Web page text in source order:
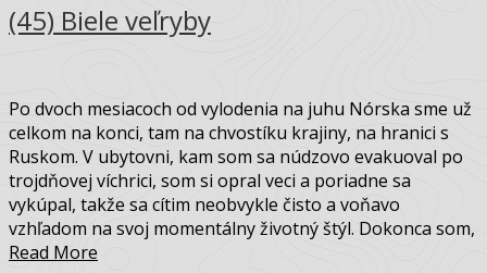
(45) Biele veľryby
Po dvoch mesiacoch od vylodenia na juhu Nórska sme už
celkom na konci, tam na chvostíku krajiny, na hranici s
Ruskom. V ubytovni, kam som sa núdzovo evakuoval po
trojdňovej víchrici, som si opral veci a poriadne sa
vykúpal, takže sa cítim neobvykle čisto a voňavo
vzhľadom na svoj momentálny životný štýl. Dokonca som,
Read More